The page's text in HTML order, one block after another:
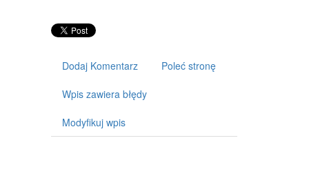
OGRÓD, ROŚLINY
CHEMIA
MATERIAŁY EKSPLOATACYJNE
Dodaj Komentarz Poleć stronę
Wpis zawiera błędy
Modyfikuj wpis